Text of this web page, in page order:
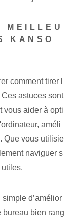
MEILLEU
KANSO
comment tirer l
Ces astuces sont
vous aider à opti
, améli
Que vous utilisie
naviguer s
simple d’amélior
bureau bien rang